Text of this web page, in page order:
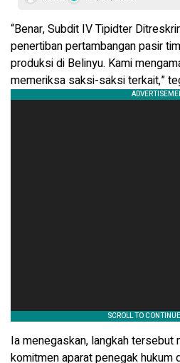
“Benar, Subdit IV Tipidter
penertiban pertambangan pasir
produksi di Belinyu. Kami
memeriksa saksi-saksi terkait,”
Ia menegaskan, langkah tersebut
komitmen aparat penegak hukum